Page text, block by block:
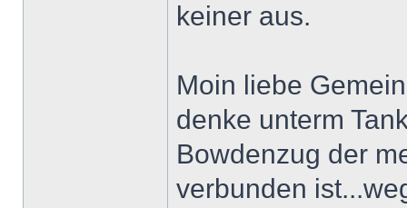
keiner aus.
Moin liebe
denke unterm
Bowdenzug der
verbunden